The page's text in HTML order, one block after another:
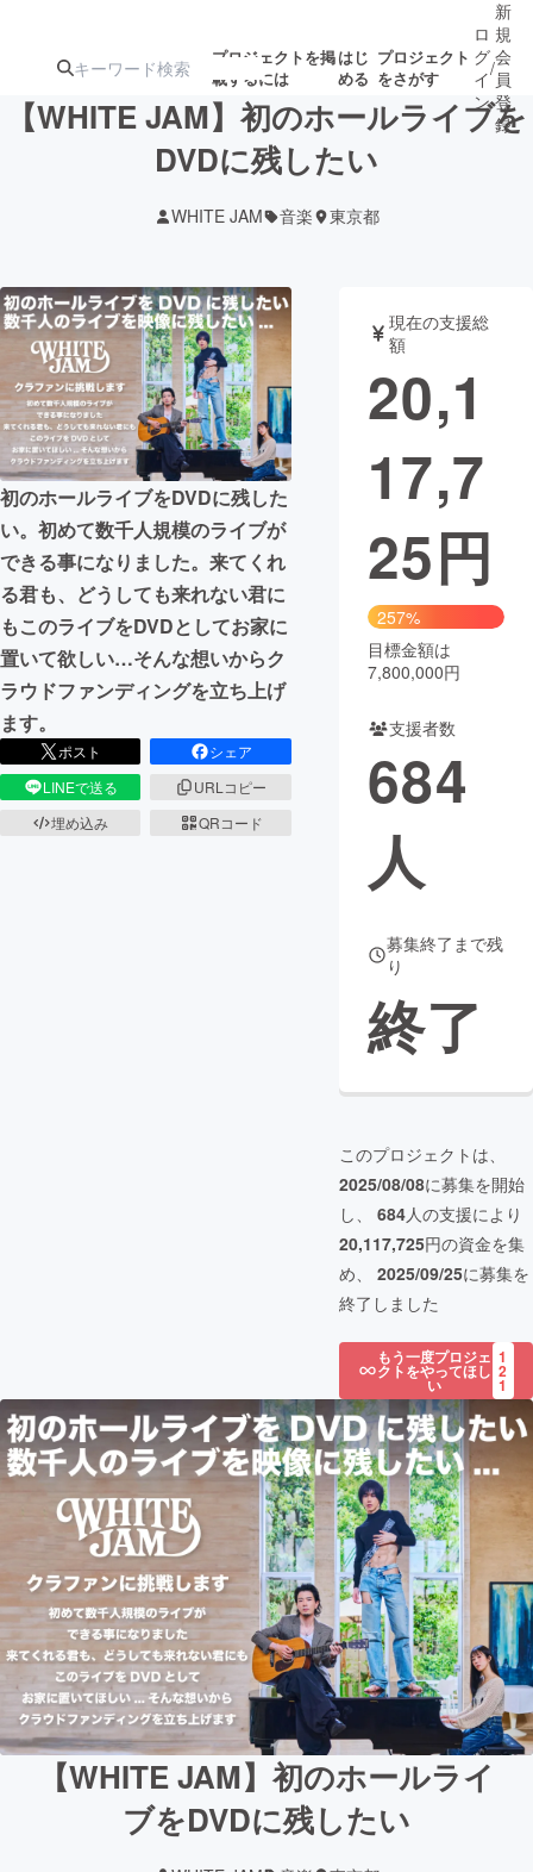
プロジェクトを掲
載するには
はじ
める
プロジェクト
をさがす
注目の新着プロ
ジェクト
募集終了が近いプ
ロジェクト
アート・写真 音楽
テクノロジー・ガジェット ゲーム・
映像・映画
ビジネス・起業 チャレンジ
まちづくり・地域活性化
CAMPFIRE for Social Good
CAMPFIRE Creation
CAMPFIREふるさと納税machi-ya コミュニティ
ロ
グ
イ
ン
/
新
規
会
員
登
録
【WHITE JAM】初のホールライブを
DVDに残したい
WHITE JAM 音楽 東京都
初のホールライブをDVDに残した
い。初めて数千人規模のライブが
できる事になりました。来てくれ
る君も、どうしても来れない君に
もこのライブをDVDとしてお家に
置いて欲しい…そんな想いからク
ラウドファンディングを立ち上げ
ます。
ポスト
シェア
LINEで送る
URLコピー
埋め込み
QRコード
現在の支援総
額
20,1
17,7
25円
257%
目標金額は
7,800,000円
支援者数
684
人
募集終了まで残
り
終了
このプロジェクトは、
2025/08/08に募集を開始
し、 684人の支援により
20,117,725円の資金を集
め、 2025/09/25に募集を
終了しました
もう一度プロジェ
クトをやってほし
い
1
2
1
【WHITE JAM】初のホールライ
ブをDVDに残したい